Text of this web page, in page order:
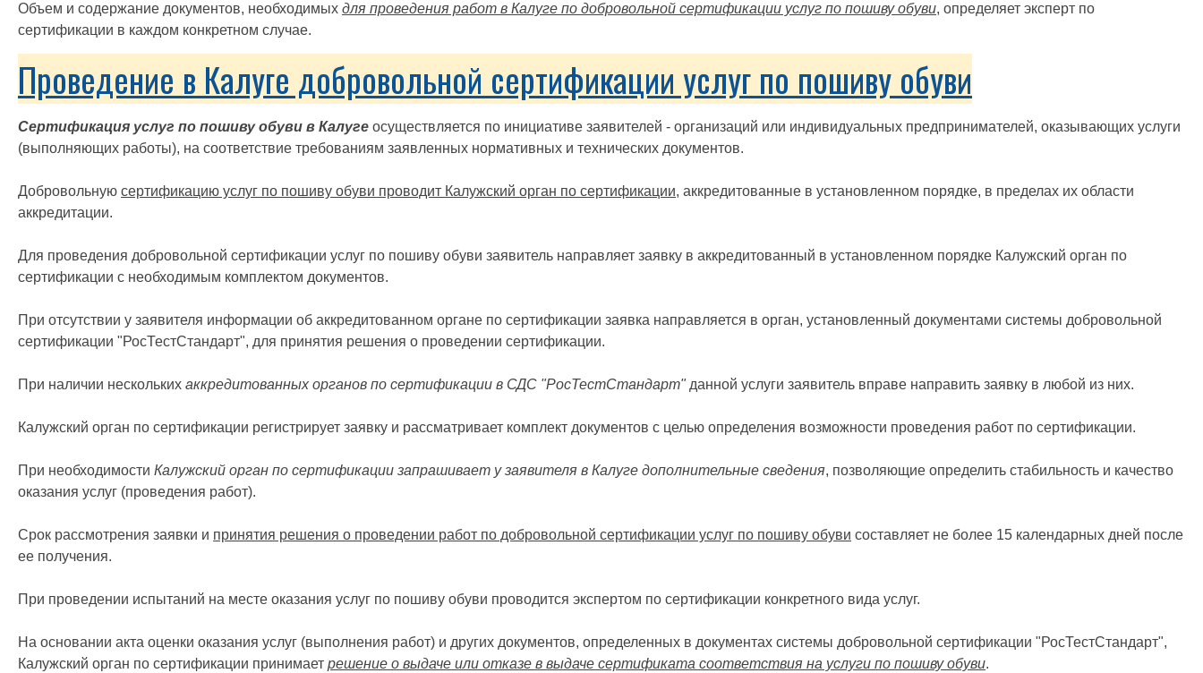
Объем и содержание документов, необходимых для проведения работ в Калуге по добровольной сертификации услуг по пошиву обуви, определяет эксперт по
сертификации в каждом конкретном случае.
Проведение в Калуге добровольной сертификации услуг по пошиву обуви
Сертификация услуг по пошиву обуви в Калуге осуществляется по инициативе заявителей - организаций или индивидуальных предпринимателей, оказывающих услуги
(выполняющих работы), на соответствие требованиям заявленных нормативных и технических документов.
Добровольную сертификацию услуг по пошиву обуви проводит Калужский орган по сертификации, аккредитованные в установленном порядке, в пределах их области
аккредитации.
Для проведения добровольной сертификации услуг по пошиву обуви заявитель направляет заявку в аккредитованный в установленном порядке Калужский орган по
сертификации с необходимым комплектом документов.
При отсутствии у заявителя информации об аккредитованном органе по сертификации заявка направляется в орган, установленный документами системы добровольной
сертификации "РосТестСтандарт", для принятия решения о проведении сертификации.
При наличии нескольких аккредитованных органов по сертификации в СДС "РосТестСтандарт"данной услуги заявитель вправе направить заявку в любой из них.
Калужский орган по сертификации регистрирует заявку и рассматривает комплект документов с целью определения возможности проведения работ по сертификации.
При необходимости Калужский орган по сертификации запрашивает у заявителя в Калуге дополнительные сведения, позволяющие определить стабильность и качество
оказания услуг (проведения работ).
Срок рассмотрения заявки и принятия решения о проведении работ по добровольной сертификации услуг по пошиву обуви составляет не более 15 календарных дней после
ее получения.
При проведении испытаний на месте оказания услуг по пошиву обуви проводится экспертом по сертификации конкретного вида услуг.
На основании акта оценки оказания услуг (выполнения работ) и других документов, определенных в документах системы добровольной сертификации "РосТестСтандарт",
Калужский орган по сертификации принимает решение о выдаче или отказе в выдаче сертификата соответствия на услуги по пошиву обуви.